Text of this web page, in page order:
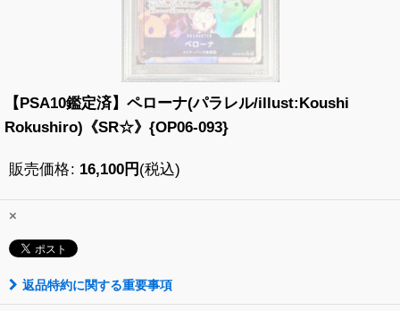
【PSA10鑑定済】ペローナ(パラレル/illust:Koushi
Rokushiro)《SR☆》{OP06-093}
販売価格: 16,100円 (税込)
×
返品特約に関する重要事項